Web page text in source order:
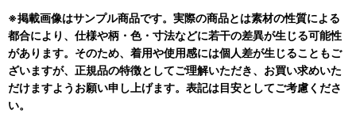
※掲載画像はサンプル商品です。実際の商品とは素材の性質による
都合により、仕様や柄・色・寸法などに若干の差異が生じる可能性
があります。そのため、着用や使用感には個人差が生じることもご
ざいますが、正規品の特徴としてご理解いただき、お買い求めいた
だけますようお願い申し上げます。表記は目安としてご考慮くださ
い。